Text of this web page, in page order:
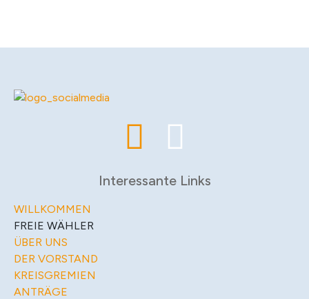
Interessante Links
WILLKOMMEN
FREIE WÄHLER
ÜBER UNS
DER VORSTAND
KREISGREMIEN
ANTRÄGE